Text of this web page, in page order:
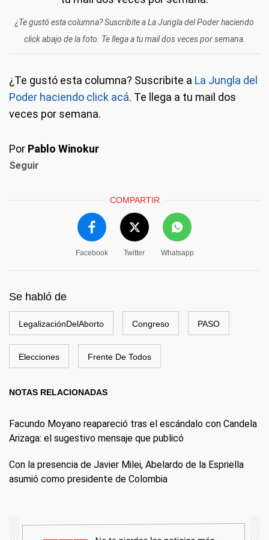
¿Te gustó esta columna? Suscribite a La Jungla del Poder haciendo
click abajo de la foto. Te llega a tu mail dos veces por semana.
¿Te gustó esta columna? Suscribite a La Jungla del
Poder haciendo click acá. Te llega a tu mail dos
veces por semana.
Por Pablo Winokur
Seguir
COMPARTIR
Facebook Twitter Whatsapp
Se habló de
LegalizaciónDelAborto Congreso PASO
Elecciones Frente De Todos
NOTAS RELACIONADAS
Facundo Moyano reapareció tras el escándalo con Candela
Arizaga: el sugestivo mensaje que publicó
Con la presencia de Javier Milei, Abelardo de la Espriella
asumió como presidente de Colombia